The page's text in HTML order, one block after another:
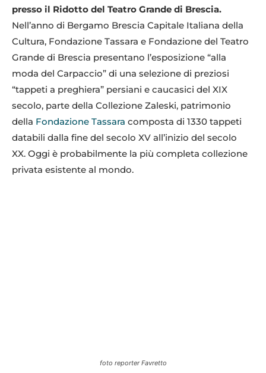
presso il Ridotto del Teatro Grande di Brescia.
Nell’anno di Bergamo Brescia Capitale Italiana della
Cultura, Fondazione Tassara e Fondazione del Teatro
Grande di Brescia presentano l’esposizione “alla
moda del Carpaccio” di una selezione di preziosi
“tappeti a preghiera” persiani e caucasici del XIX
secolo, parte della Collezione Zaleski, patrimonio
della Fondazione Tassara composta di 1330 tappeti
databili dalla fine del secolo XV all’inizio del secolo
XX. Oggi è probabilmente la più completa collezione
privata esistente al mondo.
foto reporter Favretto